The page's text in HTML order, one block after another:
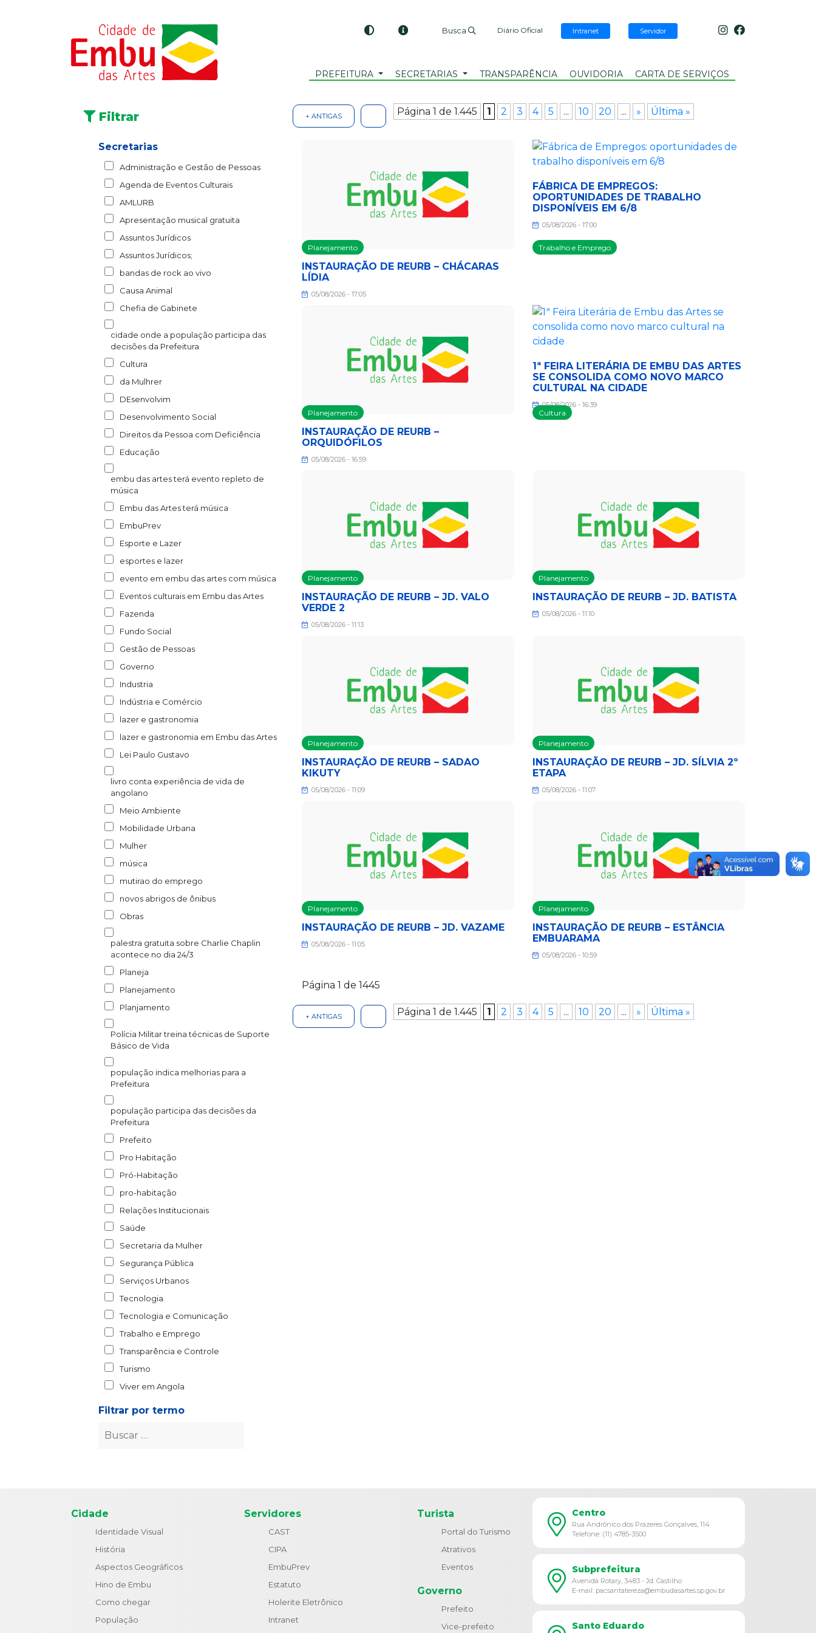
Busca Diário Oficial Intranet Servidor
PREFEITURA SECRETARIAS TRANSPARÊNCIA OUVIDORIA CARTA DE SERVIÇOS
Filtrar
Secretarias
Administração e Gestão de Pessoas
Agenda de Eventos Culturais
AMLURB
Apresentação musical gratuita
Assuntos Jurídicos
Assuntos Jurídicos;
bandas de rock ao vivo
Causa Animal
Chefia de Gabinete
cidade onde a população participa das
decisões da Prefeitura
Cultura
da Mulhrer
DEsenvolvim
Desenvolvimento Social
Direitos da Pessoa com Deficiência
Educação
embu das artes terá evento repleto de
música
Embu das Artes terá música
EmbuPrev
Esporte e Lazer
esportes e lazer
evento em embu das artes com música
Eventos culturais em Embu das Artes
Fazenda
Fundo Social
Gestão de Pessoas
Governo
Industria
Indústria e Comércio
lazer e gastronomia
lazer e gastronomia em Embu das Artes
Lei Paulo Gustavo
livro conta experiência de vida de
angolano
Meio Ambiente
Mobilidade Urbana
Mulher
música
mutirao do emprego
novos abrigos de ônibus
Obras
palestra gratuita sobre Charlie Chaplin
acontece no dia 24/3
Planeja
Planejamento
Planjamento
Polícia Militar treina técnicas de Suporte
Básico de Vida
população indica melhorias para a
Prefeitura
população participa das decisões da
Prefeitura
Prefeito
Pro Habitação
Pró-Habitação
pro-habitação
Relações Institucionais
Saúde
Secretaria da Mulher
Segurança Pública
Serviços Urbanos
Tecnologia
Tecnologia e Comunicação
Trabalho e Emprego
Transparência e Controle
Turismo
Viver em Angola
Filtrar por termo
+ ANTIGAS Página 1 de 1.445 1 2 3 4 5 ... 10 20 ... » Última »
Planejamento
INSTAURAÇÃO DE REURB – CHÁCARAS
LÍDIA
05/08/2026 - 17:05
Trabalho e Emprego
FÁBRICA DE EMPREGOS:
OPORTUNIDADES DE TRABALHO
DISPONÍVEIS EM 6/8
05/08/2026 - 17:00
Planejamento
INSTAURAÇÃO DE REURB –
ORQUIDÓFILOS
05/08/2026 - 16:59
Cultura
1ª FEIRA LITERÁRIA DE EMBU DAS ARTES
SE CONSOLIDA COMO NOVO MARCO
CULTURAL NA CIDADE
05/08/2026 - 16:39
Planejamento
INSTAURAÇÃO DE REURB – JD. VALO
VERDE 2
05/08/2026 - 11:13
Planejamento
INSTAURAÇÃO DE REURB – JD. BATISTA
05/08/2026 - 11:10
Planejamento
INSTAURAÇÃO DE REURB – SADAO
KIKUTY
05/08/2026 - 11:09
Planejamento
INSTAURAÇÃO DE REURB – JD. SÍLVIA 2º
ETAPA
05/08/2026 - 11:07
Planejamento
INSTAURAÇÃO DE REURB – JD. VAZAME
05/08/2026 - 11:05
Planejamento
INSTAURAÇÃO DE REURB – ESTÂNCIA
EMBUARAMA
05/08/2026 - 10:59
Página 1 de 1445
+ ANTIGAS Página 1 de 1.445 1 2 3 4 5 ... 10 20 ... » Última »
Cidade
Identidade Visual
História
Aspectos Geográficos
Hino de Embu
Como chegar
População
Servidores
CAST
CIPA
EmbuPrev
Estatuto
Holerite Eletrônico
Intranet
Turista
Portal do Turismo
Atrativos
Eventos
Governo
Prefeito
Vice-prefeito
Centro
Rua Andrônico dos Prazeres Gonçalves, 114
Telefone: (11) 4785-3500
Subprefeitura
Avenida Rotary, 3483 - Jd. Castilho
E-mail: pacsantatereza@embudasartes.sp.gov.br
Santo Eduardo